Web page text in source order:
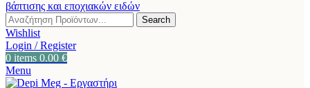
Search
Wishlist
Login / Register
0 items 0.00 €
Menu